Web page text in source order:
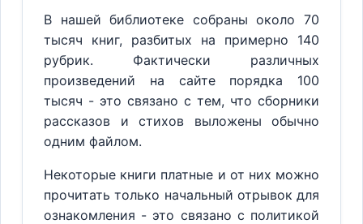
В нашей библиотеке собраны около 70
тысяч книг, разбитых на примерно 140
рубрик. Фактически различных
произведений на сайте порядка 100
тысяч - это связано с тем, что сборники
рассказов и стихов выложены обычно
одним файлом.
Некоторые книги платные и от них можно
прочитать только начальный отрывок для
ознакомления - это связано с политикой